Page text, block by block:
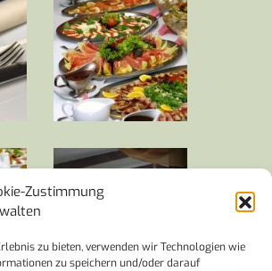
Zustimmung
zu bieten, verwenden wir Technologien wie
zu speichern und/oder darauf